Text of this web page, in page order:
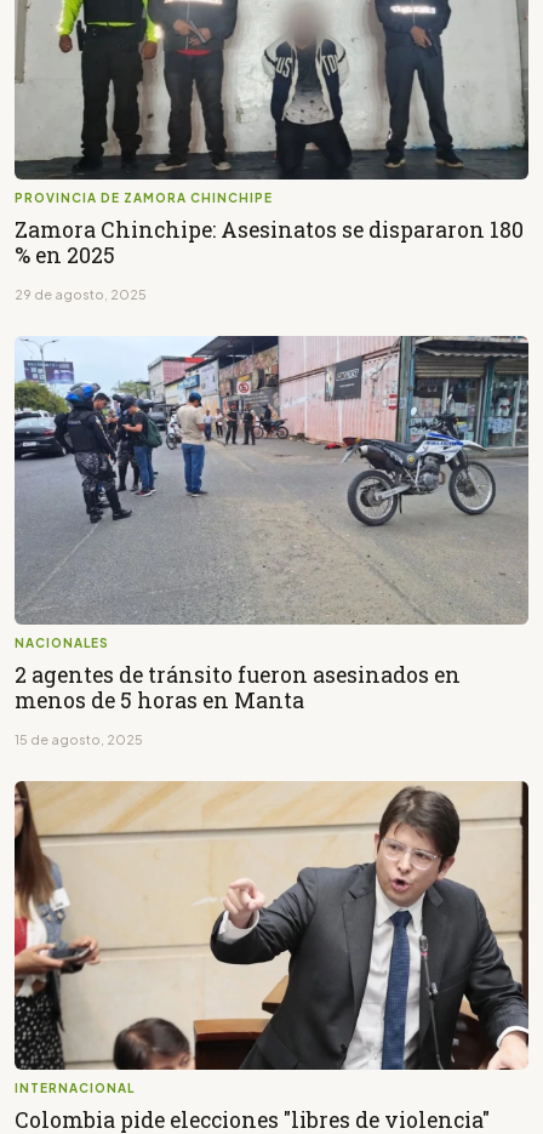
PROVINCIA DE ZAMORA CHINCHIPE
Zamora Chinchipe: Asesinatos se dispararon 180
% en 2025
29 de agosto, 2025
NACIONALES
2 agentes de tránsito fueron asesinados en
menos de 5 horas en Manta
15 de agosto, 2025
INTERNACIONAL
Colombia pide elecciones "libres de violencia"